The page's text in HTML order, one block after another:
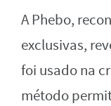
A Phebo,
exclusivas,
foi usado na
método